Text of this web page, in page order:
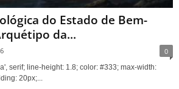
do Estado de Bem-
da...
0
serif; line-height: 1.8; color: #333; max-width:
20px;...